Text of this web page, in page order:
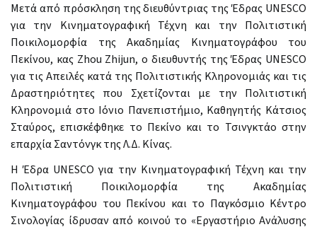
Μετά από πρόσκληση της διευθύντριας της Έδρας UNESCO
για την Κινηματογραφική Τέχνη και την Πολιτιστική
Ποικιλομορφία της Ακαδημίας Κινηματογράφου του
Πεκίνου, κας Zhou Zhijun, ο διευθυντής της Έδρας UNESCO
για τις Απειλές κατά της Πολιτιστικής Κληρονομιάς και τις
Δραστηριότητες που Σχετίζονται με την Πολιτιστική
Κληρονομιά στο Ιόνιο Πανεπιστήμιο, Καθηγητής Κάτσιος
Σταύρος, επισκέφθηκε το Πεκίνο και το Τσινγκτάο στην
επαρχία Σαντόνγκ της Λ.Δ. Κίνας.
Η Έδρα UNESCO για την Κινηματογραφική Τέχνη και την
Πολιτιστική Ποικιλομορφία της Ακαδημίας
Κινηματογράφου του Πεκίνου και το Παγκόσμιο Κέντρο
Σινολογίας ίδρυσαν από κοινού το «Εργαστήριο Ανάλυσης